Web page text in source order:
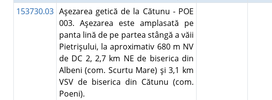
153730.03 Aşezarea getică de la Cătunu - POE
003. Aşezarea este amplasată pe
panta lină de pe partea stângă a văii
Pietrişului, la aproximativ 680 m NV
de DC 2, 2,7 km NE de biserica din
Albeni (com. Scurtu Mare) şi 3,1 km
VSV de biserica din Cătunu (com.
Poeni).